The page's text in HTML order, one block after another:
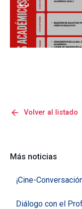
arrow_back Volver al listado
Más noticias
¡Cine-
Diálogo con el